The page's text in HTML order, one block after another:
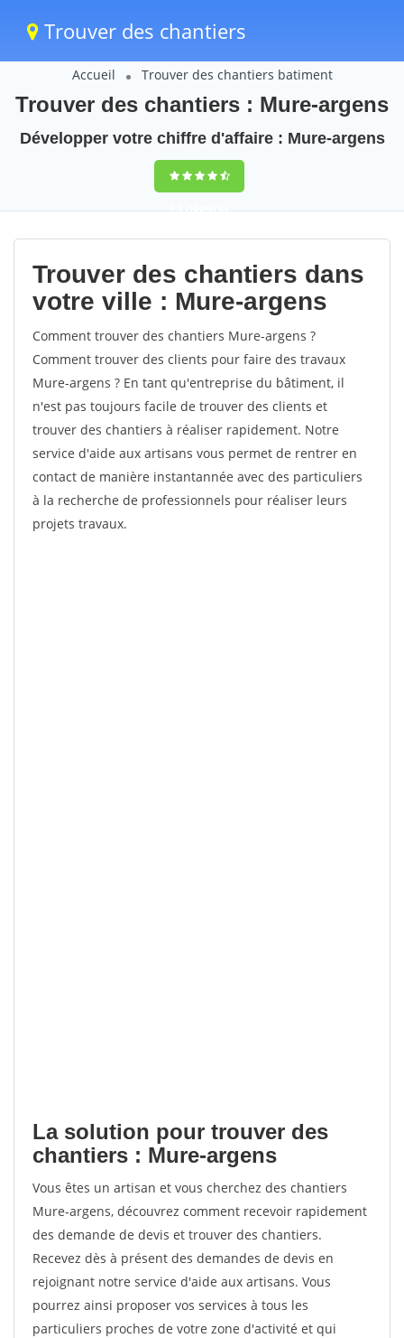
Trouver des chantiers
Accueil Trouver des chantiers batiment
Trouver des chantiers : Mure-argens
Développer votre chiffre d'affaire : Mure-argens
9,5(100%)44
votes
Trouver des chantiers dans
votre ville : Mure-argens
Comment trouver des chantiers Mure-argens ?
Comment trouver des clients pour faire des travaux
Mure-argens ? En tant qu'entreprise du bâtiment, il
n'est pas toujours facile de trouver des clients et
trouver des chantiers à réaliser rapidement. Notre
service d'aide aux artisans vous permet de rentrer en
contact de manière instantannée avec des particuliers
à la recherche de professionnels pour réaliser leurs
projets travaux.
La solution pour trouver des
chantiers : Mure-argens
Vous êtes un artisan et vous cherchez des chantiers
Mure-argens, découvrez comment recevoir rapidement
des demande de devis et trouver des chantiers.
Recevez dès à présent des demandes de devis en
rejoignant notre service d'aide aux artisans. Vous
pourrez ainsi proposer vos services à tous les
particuliers proches de votre zone d'activité et qui